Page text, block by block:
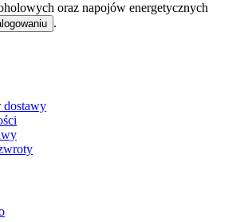
oraz napojów energetycznych
.
dostawy